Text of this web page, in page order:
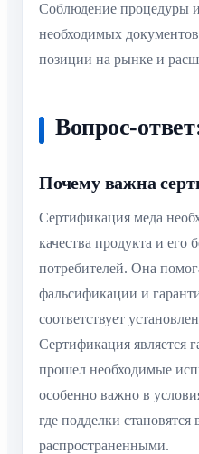
Соблюдение процедуры
необходимых
позиции на рынке и
Вопрос-
Почему важна
Сертификация меда
качества продукта и его
потребителей. Она
фальсификации и
соответствует
Сертификация является
прошел необходимые
особенно важно в
где подделки становятся
распространенными.